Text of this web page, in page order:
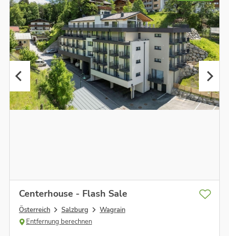
Centerhouse - Flash Sale
Österreich Salzburg
Wagrain
Entfernung berechnen